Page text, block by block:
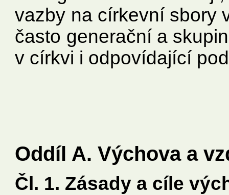
vazby na církevní sbory
často generační a
v církvi i odpovídající
Oddíl A. Výchova a
Čl. 1. Zásady a cíle